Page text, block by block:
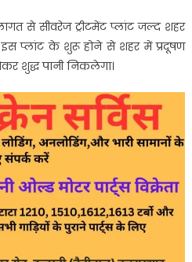
से सीवरेज ट्रीटमेंट प्लांट जल्द शहर
इस प्लांट के शुरू होने से शहर में प्रदूषण
शुद्ध पानी निकलेगा।